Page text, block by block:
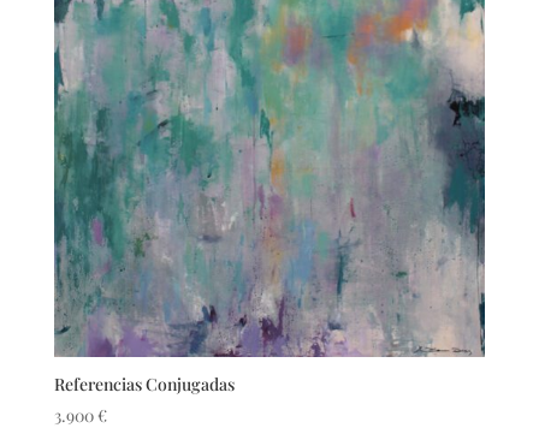
Referencias Conjugadas
3.900 €